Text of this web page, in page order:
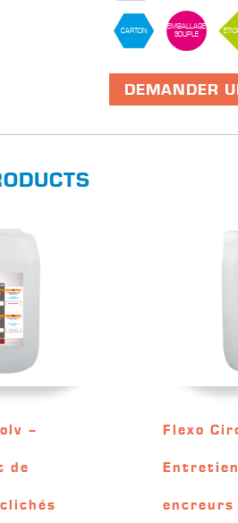
CARTON
EMBALLAGE
SOUPLE
DEMANDER
–
de
Flexo
encreurs